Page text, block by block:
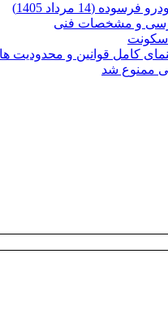
(14 مرداد 1405)
سکونت
کامل قوانین و محدودیت ها
ممنوع شد